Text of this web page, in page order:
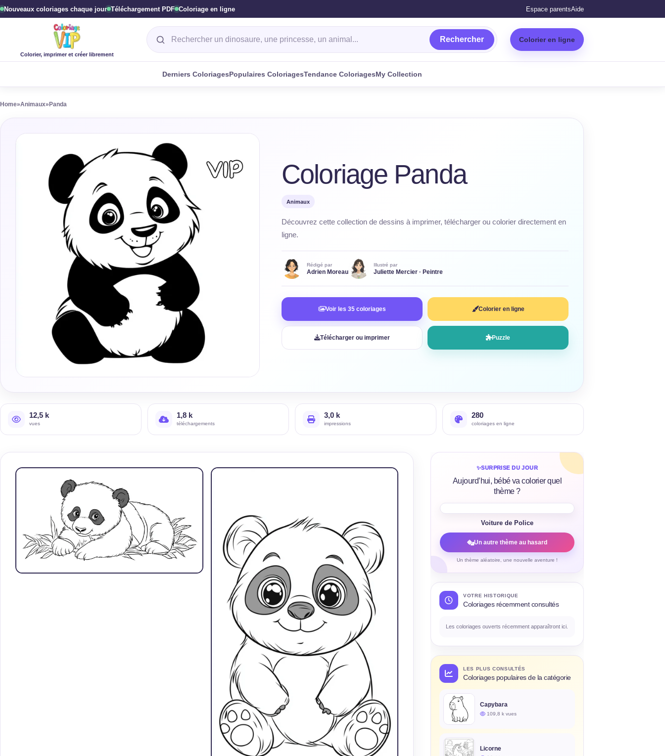
Nouveaux coloriages chaque jour Téléchargement PDF Coloriage en ligne Espace parentsAide
Colorier, imprimer et créer librement
Rechercher un coloriage
Rechercher Colorier en ligne
Derniers ColoriagesPopulaires ColoriagesTendance ColoriagesMy Collection
Home»Animaux» Panda
Coloriage Panda
Animaux
Découvrez cette collection de dessins à imprimer, télécharger ou colorier directement en
ligne.
Rédigé par
Adrien Moreau
Illustré par
Juliette Mercier · Peintre
Voir les 35 coloriages Colorier en ligne
Télécharger ou imprimer Puzzle
12,5 k
vues
1,8 k
téléchargements
3,0 k
impressions
280
coloriages en ligne
✨SURPRISE DU JOUR
Aujourd’hui, bébé va colorier quel
thème ?
Voiture de Police
Un autre thème au hasard
Un thème aléatoire, une nouvelle aventure !
VOTRE HISTORIQUE
Coloriages récemment consultés
Les coloriages ouverts récemment apparaîtront ici.
LES PLUS CONSULTÉS
Coloriages populaires de la catégorie
Capybara
109,8 k vues
Licorne